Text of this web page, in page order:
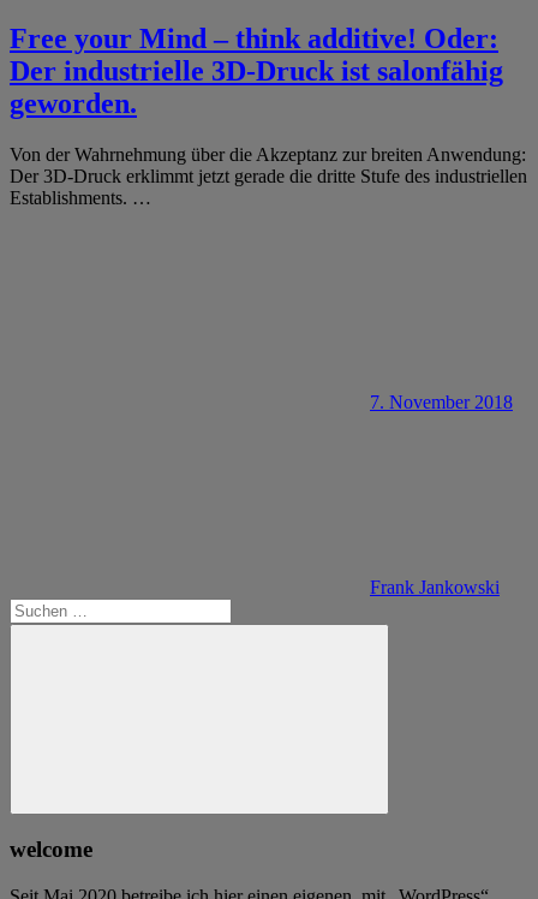
Free your Mind – think additive! Oder:
Der industrielle 3D-Druck ist salonfähig
geworden.
Von der Wahrnehmung über die Akzeptanz zur breiten Anwendung:
Der 3D-Druck erklimmt jetzt gerade die dritte Stufe des industriellen
Establishments. …
7. November 2018
Frank Jankowski
Suchen
nach:
Suchen
welcome